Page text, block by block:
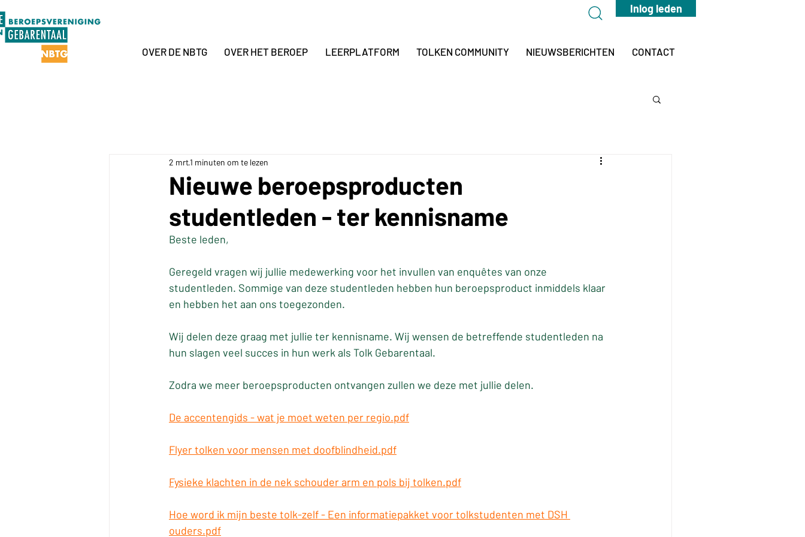
Inlog leden
OVER DE NBTG OVER HET BEROEP LEERPLATFORM TOLKEN COMMUNITY NIEUWSBERICHTEN CONTACT
Nieuwe beroepsproducten
studentleden - ter kennisname
2 mrt1 minuten om te lezen
Beste leden,
Geregeld vragen wij jullie medewerking voor het invullen van enquêtes van onze
studentleden. Sommige van deze studentleden hebben hun beroepsproduct inmiddels klaar
en hebben het aan ons toegezonden.
Wij delen deze graag met jullie ter kennisname. Wij wensen de betreffende studentleden na
hun slagen veel succes in hun werk als Tolk Gebarentaal.
Zodra we meer beroepsproducten ontvangen zullen we deze met jullie delen.
De accentengids - wat je moet weten per regio.pdf
Flyer tolken voor mensen met doofblindheid.pdf
Fysieke klachten in de nek schouder arm en pols bij tolken.pdf
Hoe word ik mijn beste tolk-zelf - Een informatiepakket voor tolkstudenten met DSH
ouders.pdf